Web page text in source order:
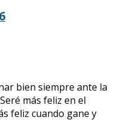
bien siempre ante la
más feliz en el
feliz cuando gane y